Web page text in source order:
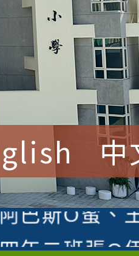
中
加桃園市中
師榮獲社
巴斯O蜜、
市科展 國
年二班張O